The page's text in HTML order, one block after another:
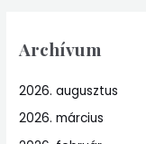
Archívum
2026. augusztus
2026. március